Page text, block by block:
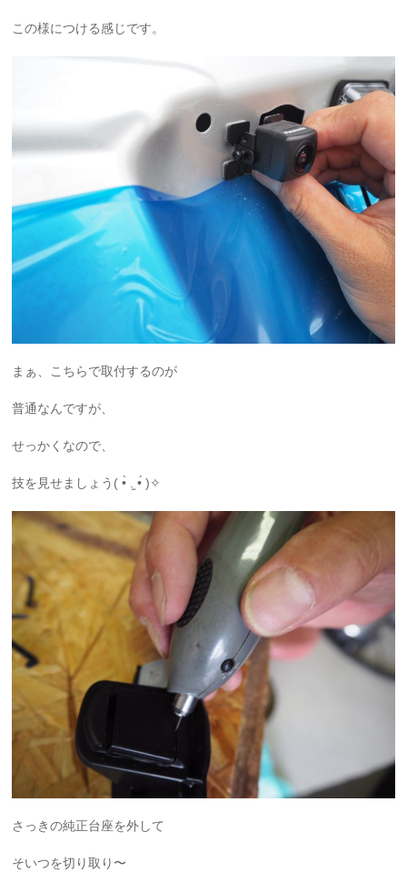
この様につける感じです。
まぁ、こちらで取付するのが
普通なんですが、
せっかくなので、
技を見せましょう( •̀ .̫ •́ )✧
さっきの純正台座を外して
そいつを切り取り〜